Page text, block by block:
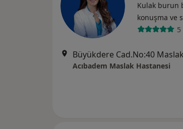
Kulak burun
konuşma ve
Büyükdere Cad.No:40
Acıbadem Maslak Hastanesi